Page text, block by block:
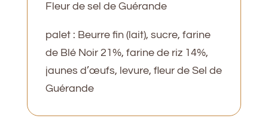
Fleur de sel de Guérande
palet : Beurre fin (lait), sucre, farine
de Blé Noir 21%, farine de riz 14%,
jaunes d’œufs, levure, fleur de Sel de
Guérande